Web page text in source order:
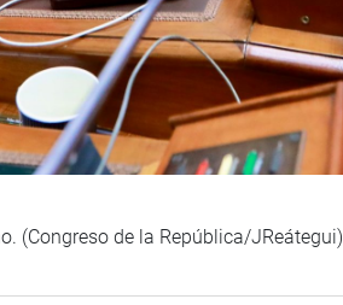
(Congreso de la República/JReátegui)